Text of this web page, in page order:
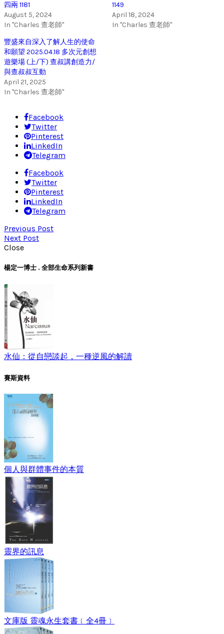
四兩 1181
August 5, 2024
In "Charles 查老師"
1149
April 18, 2024
In "Charles 查老師"
豐盛來自深入了解人生的使命
和願望 2025.04.18 多次元創想
遊樂場 (上/下) 查叔講創造力/
與查叔叔互動
April 21, 2025
In "Charles 查老師"
Facebook
Twitter
Pinterest
LinkedIn
Telegram
Facebook
Twitter
Pinterest
LinkedIn
Telegram
Previous Post
Next Post
Close
楊定一博士 . 全部生命系列新書
水仙：從自戀談起，一種逆風的解讀
賽斯資料
個人與群體事件的本質
靈界的訊息
文庫版 靈魂永生套書﹝全4冊﹞